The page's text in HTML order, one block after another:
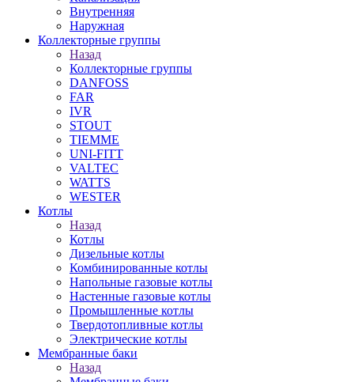
Внутренняя
Наружная
Коллекторные группы
Назад
Коллекторные группы
DANFOSS
FAR
IVR
STOUT
TIEMME
UNI-FITT
VALTEC
WATTS
WESTER
Котлы
Назад
Котлы
Дизельные котлы
Комбинированные котлы
Напольные газовые котлы
Настенные газовые котлы
Промышленные котлы
Твердотопливные котлы
Электрические котлы
Мембранные баки
Назад